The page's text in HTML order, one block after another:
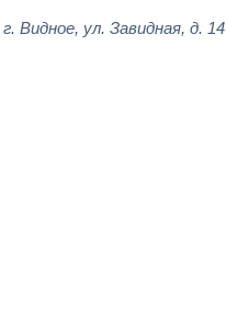
г. Видное, ул. Завидная, д. 14